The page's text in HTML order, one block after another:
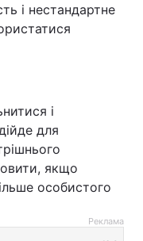
і нестандартне
і
для
якщо
особистого
Реклама